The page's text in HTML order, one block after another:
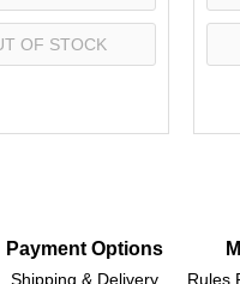
OF STOCK
Payment Options
Shipping & Delivery Rules